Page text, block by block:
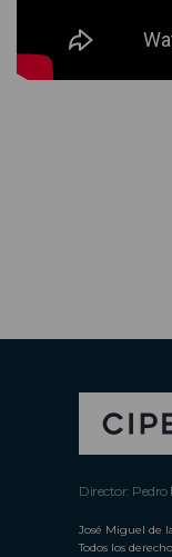
Director: Pedro
José Miguel de
Todos los